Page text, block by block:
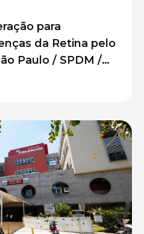
para
da Retina pelo
Paulo / SPDM /